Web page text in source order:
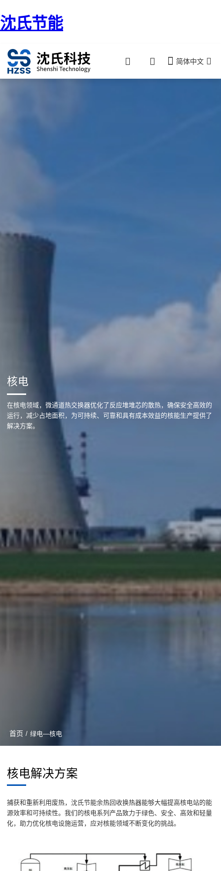
沈氏节能
简体中文
核电
在核电领域，微通道热交换器优化了反应堆堆芯的散热，确保安全高效的
运行，减少占地面积，为可持续、可靠和具有成本效益的核能生产提供了
解决方案。
首页 / 绿电—核电
核电解决方案
捕获和重新利用废热，沈氏节能余热回收换热器能够大幅提高核电站的能
源效率和可持续性。我们的核电系列产品致力于绿色、安全、高效和轻量
化，助力优化核电设施运营，应对核能领域不断变化的挑战。